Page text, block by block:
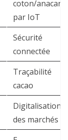
coton/
par IoT
Sécurité
connectée
Traçabilité
cacao
Digitalisation
des marchés